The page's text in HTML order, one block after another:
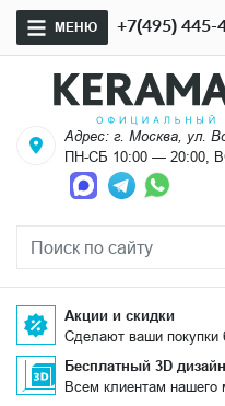
МЕНЮ +7(495) 445-
Адрес: г. Москва, ул.
ПН-СБ 10:00 — 20:00,
Акции и скидки
Сделают ваши покупки
Бесплатный 3D дизайн
Всем клиентам нашего